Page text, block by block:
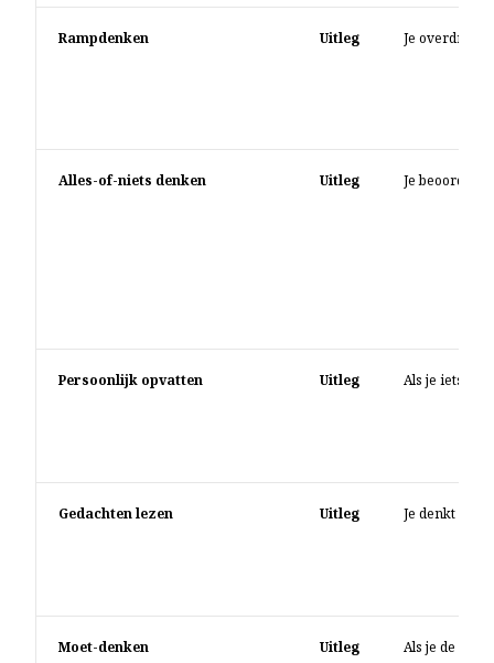
Rampdenken Uitleg Je overdrijft
Alles-of-niets denken Uitleg Je
Persoonlijk opvatten Uitleg Als je iets
Gedachten lezen Uitleg Je denkt dat
Moet-denken Uitleg Als je de